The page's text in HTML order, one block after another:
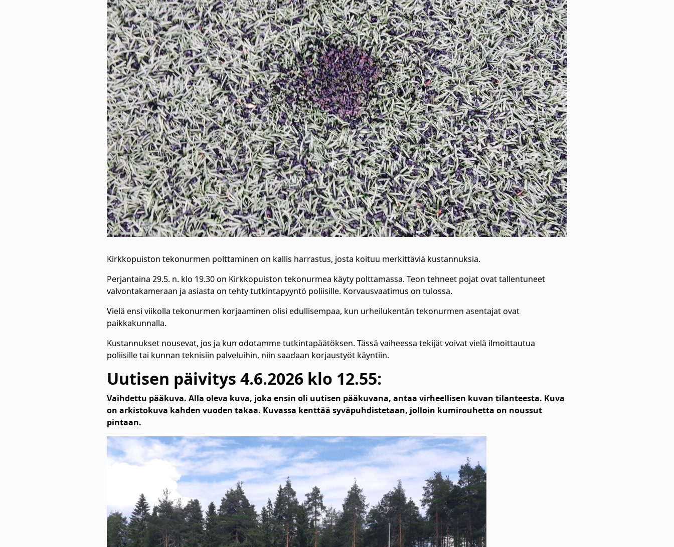
Kirkkopuiston tekonurmen polttaminen on kallis harrastus, josta koituu merkittäviä kustannuksia.
Perjantaina 29.5. n. klo 19.30 on Kirkkopuiston tekonurmea käyty polttamassa. Teon tehneet pojat ovat tallentuneet
valvontakameraan ja asiasta on tehty tutkintapyyntö poliisille. Korvausvaatimus on tulossa.
Vielä ensi viikolla tekonurmen korjaaminen olisi edullisempaa, kun urheilukentän tekonurmen asentajat ovat
paikkakunnalla.
Kustannukset nousevat, jos ja kun odotamme tutkintapäätöksen. Tässä vaiheessa tekijät voivat vielä ilmoittautua
poliisille tai kunnan teknisiin palveluihin, niin saadaan korjaustyöt käyntiin.
Uutisen päivitys 4.6.2026 klo 12.55:
Vaihdettu pääkuva. Alla oleva kuva, joka ensin oli uutisen pääkuvana, antaa virheellisen kuvan tilanteesta. Kuva
on arkistokuva kahden vuoden takaa. Kuvassa kenttää syväpuhdistetaan, jolloin kumirouhetta on noussut
pintaan.